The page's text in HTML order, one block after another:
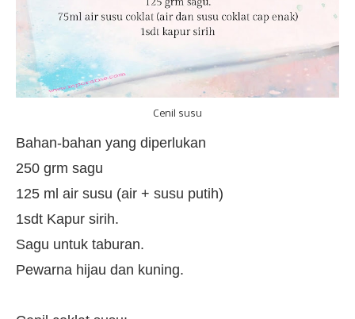
Cenil susu
Bahan-bahan yang diperlukan
250 grm sagu
125 ml air susu (air + susu putih)
1sdt Kapur sirih.
Sagu untuk taburan.
Pewarna hijau dan kuning.